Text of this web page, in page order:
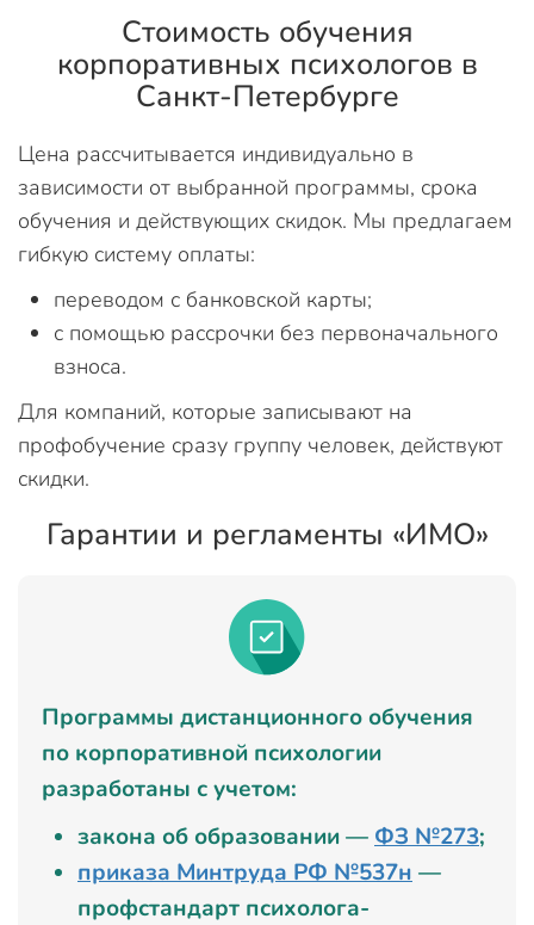
Стоимость обучения
корпоративных психологов в
Санкт-Петербурге
Цена рассчитывается индивидуально в
зависимости от выбранной программы, срока
обучения и действующих скидок. Мы предлагаем
гибкую систему оплаты:
переводом с банковской карты;
с помощью рассрочки без первоначального
взноса.
Для компаний, которые записывают на
профобучение сразу группу человек, действуют
скидки.
Гарантии и регламенты «ИМО»
Программы дистанционного обучения
по корпоративной психологии
разработаны с учетом:
закона об образовании — ФЗ №273;
приказа Минтруда РФ №537н —
профстандарт психолога-